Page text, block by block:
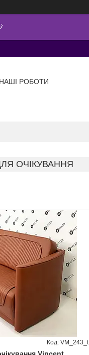
НАШІ РОБОТИ
ОЧІКУВАННЯ
Vincent
VM_243_t